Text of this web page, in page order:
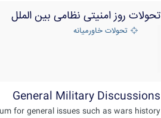
تحولات روز امنیتی نظامی بین الملل
تحولات خاورمیانه
General Military Discussions
for general issues such as wars history ...